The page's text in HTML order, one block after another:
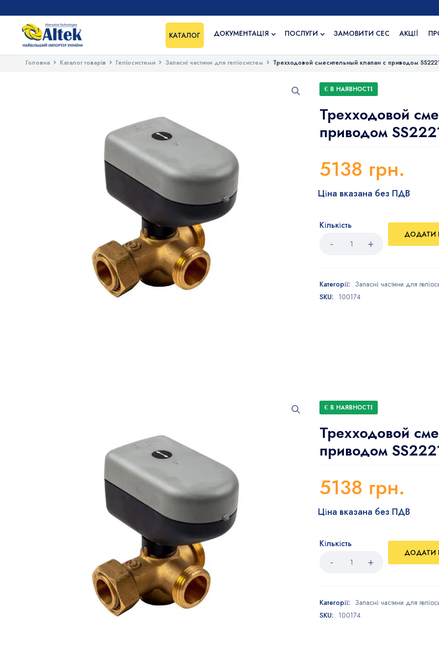
КАТАЛОГ ДОКУМЕНТАЦІЯ ПОСЛУГИ ЗАМОВИТИ СЕС АКЦІЇ
Головна Каталог товарів Геліосистеми Запасні частини для геліосистем Трехходовой смесительный клапан с приводом
Є В НАЯВНОСТІ
Трехходовой
приводом
5138 грн.
Ціна вказана без ПДВ
Кількість
ДОДАТИ
Категорії: Запасні частини для
SKU: 100174
Є В НАЯВНОСТІ
Трехходовой
приводом
5138 грн.
Ціна вказана без ПДВ
Кількість
ДОДАТИ
Категорії: Запасні частини для
SKU: 100174